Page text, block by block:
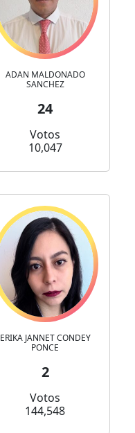
ADAN MALDONADO
SANCHEZ
24
Votos
10,047
ERIKA JANNET CONDEY
PONCE
2
Votos
144,548